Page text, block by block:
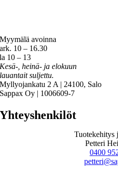
Myymälä avoinna
ark. 10 – 16.30
la 10 – 13
Kesä-, heinä- ja elokuun
lauantait suljettu.
Myllyojankatu 2 A | 24100, Salo
Sappax Oy | 1006609-7
Yhteyshenkilöt
Tuotekehitys
Petteri
0400